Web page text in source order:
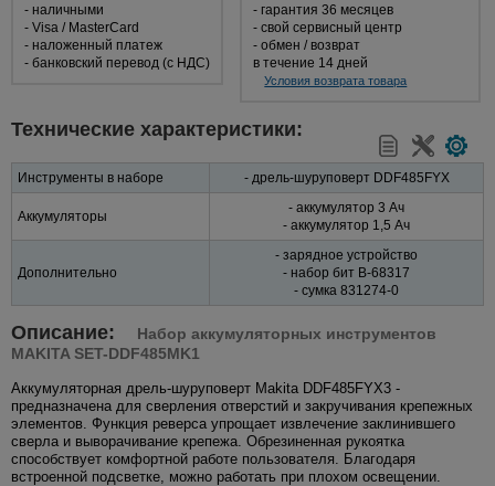
- наличными
- Visa / MasterCard
- наложенный платеж
- банковский перевод (с НДС)
- гарантия 36 месяцев
- свой сервисный центр
- обмен / возврат
в течение 14 дней
Условия возврата товара
Технические характеристики:
Инструменты в наборе - дрель-шуруповерт DDF485FYX
Аккумуляторы
- аккумулятор 3 Ач
- аккумулятор 1,5 Aч
Дополнительно
- зарядное устройство
- набор бит B-68317
- сумка 831274-0
Описание:
Набор аккумуляторных инструментов
MAKITA SET-DDF485MK1
Аккумуляторная дрель-шуруповерт Makita DDF485FYX3 -
предназначена для сверления отверстий и закручивания крепежных
элементов. Функция реверса упрощает извлечение заклинившего
сверла и выворачивание крепежа. Обрезиненная рукоятка
способствует комфортной работе пользователя. Благодаря
встроенной подсветке, можно работать при плохом освещении.